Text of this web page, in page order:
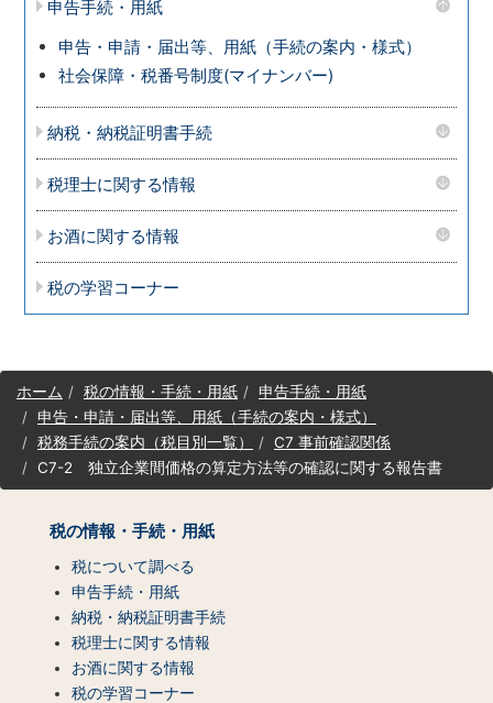
申告手続・用紙
申告・申請・届出等、用紙（手続の案内・様式）
社会保障・税番号制度(マイナンバー)
納税・納税証明書手続
税理士に関する情報
お酒に関する情報
税の学習コーナー
サ
イ
プ
ホーム 税の情報・手続・用紙
申告手続・用紙
申告・申請・届出等、用紙（手続の案内・様式）
税務手続の案内（税目別一覧）
C7 事前確認関係
C7-2 独立企業間価格の算定方法等の確認に関する報告書
税の情報・手続・用紙
税について調べる
申告手続・用紙
納税・納税証明書手続
税理士に関する情報
お酒に関する情報
税の学習コーナー